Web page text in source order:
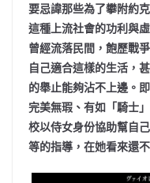
要忌諱那些為了攀附約
這種上流社會的功利與
曾經流落民間，飽歷戰
自己適合這樣的生活，
的舉止能夠沾不上邊。
完美無瑕、有如「騎士
校以侍女身份協助幫自
等的指導，在她看來還